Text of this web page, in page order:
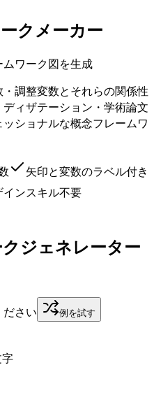
クメーカー
ワーク図を生成
調整変数とそれらの関係性
ィザテーション・学術論文
ショナルな概念フレームワ
矢印と変数のラベル付き
インスキル不要
ジェネレーター
さい 例を試す